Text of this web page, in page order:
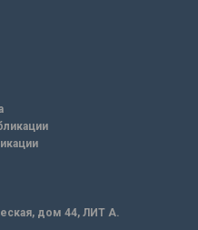
дом 44, ЛИТ А.